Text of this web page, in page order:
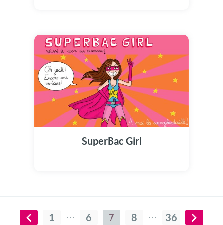
SuperBac Girl
1 6 7 8 36